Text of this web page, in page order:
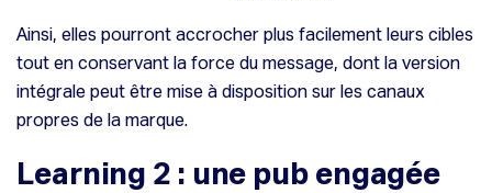
Ainsi, elles pourront accrocher plus facilement leurs cibles
tout en conservant la force du message, dont la version
intégrale peut être mise à disposition sur les canaux
propres de la marque.
Learning 2 : une pub engagée